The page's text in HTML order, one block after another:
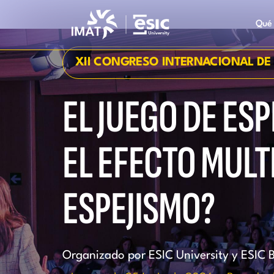
contenido
principal
Qué
25 de junio de 2026 Pozuelo de Alarcón, Madrid
XII CONGRESO INTERNACIONAL
EL JUEGO DE
EL EFECTO
ESPEJISMO?
Organizado por ESIC University y ESIC